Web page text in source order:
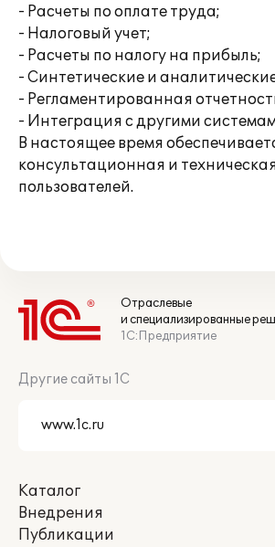
- Расчеты по оплате труда;
- Налоговый учет;
- Расчеты по налогу на прибыль;
- Синтетические и
- Регламентированная
- Интеграция с другими
В настоящее время
консультационная и
пользователей.
Отраслевые
и специализированные
1С:Предприятие
Другие сайты 1С
Каталог
Внедрения
Публикации